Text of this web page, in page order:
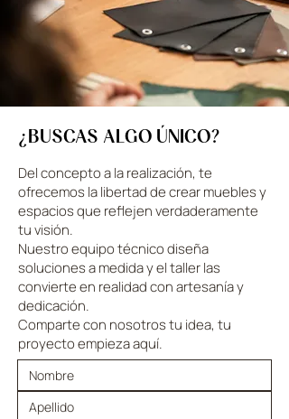
¿BUSCAS ALGO ÚNICO?
Del concepto a la realización, te
ofrecemos la libertad de crear muebles y
espacios que reflejen verdaderamente
tu visión.
Nuestro equipo técnico diseña
soluciones a medida y el taller las
convierte en realidad con artesanía y
dedicación.
Comparte con nosotros tu idea, tu
proyecto empieza aquí.